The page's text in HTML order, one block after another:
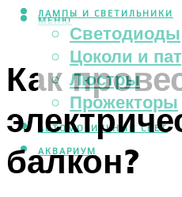
ЛАМПЫ И СВЕТИЛЬНИКИ
Светодиоды
Цоколи и
Люстры
Прожекторы
АВТОМОБИЛЬНЫЙ СВЕТ
АКВАРИУМ
МЕНЮ
Как
балкон?